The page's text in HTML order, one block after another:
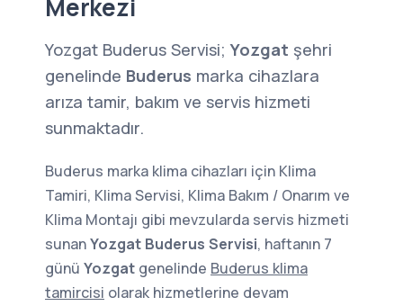
Merkezi
Yozgat Buderus Servisi; Yozgat şehri
genelinde Buderus marka cihazlara
arıza tamir, bakım ve servis hizmeti
sunmaktadır.
Buderus marka klima cihazları için Klima
Tamiri, Klima Servisi, Klima Bakım / Onarım ve
Klima Montajı gibi mevzularda servis hizmeti
sunanYozgat Buderus Servisi, haftanın 7
günü Yozgat genelinde Buderus klima
tamircisi olarak hizmetlerine devam